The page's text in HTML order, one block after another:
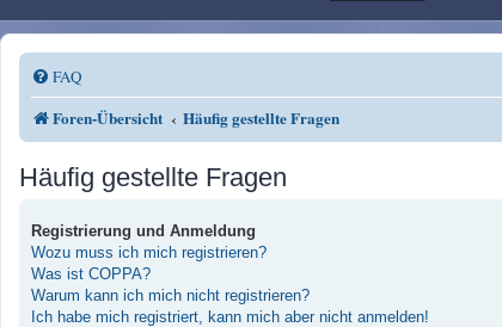
FAQ
Foren-Übersicht Häufig gestellte Fragen
Häufig gestellte Fragen
Registrierung und Anmeldung
Wozu muss ich mich registrieren?
Was ist COPPA?
Warum kann ich mich nicht registrieren?
Ich habe mich registriert, kann mich aber nicht anmelden!